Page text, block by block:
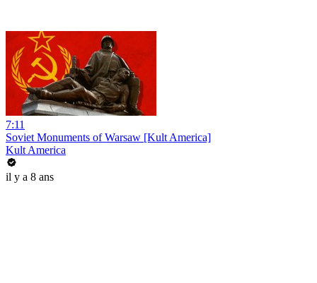
7:11
Soviet Monuments of Warsaw [Kult America]
Kult America
il y a 8 ans